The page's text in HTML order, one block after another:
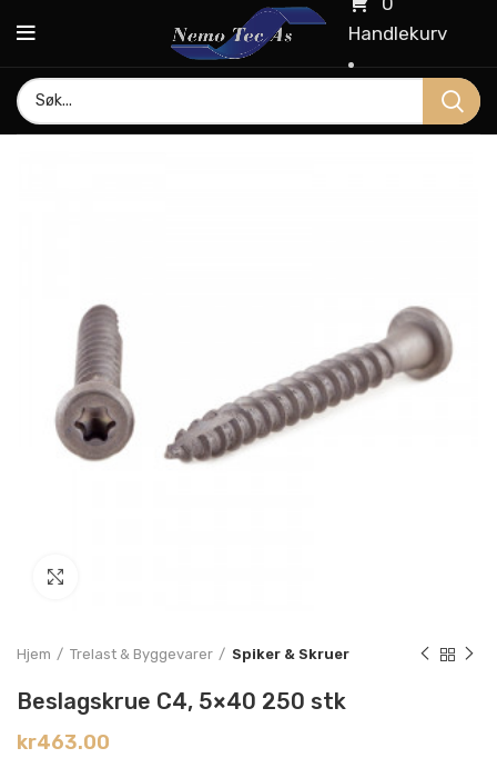
Handlekurv
Hjem Trelast & Byggevarer Spiker & Skruer
Beslagskrue C4, 5×40 250 stk
kr463.00